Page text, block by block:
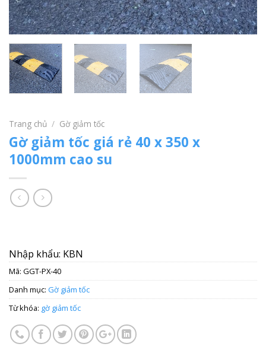
Trang chủ / Gờ giảm tốc
Gờ giảm tốc giá rẻ 40 x 350 x
1000mm cao su
Nhập khẩu: KBN
Mã: GGT-PX-40
Danh mục: Gờ giảm tốc
Từ khóa: gờ giảm tốc